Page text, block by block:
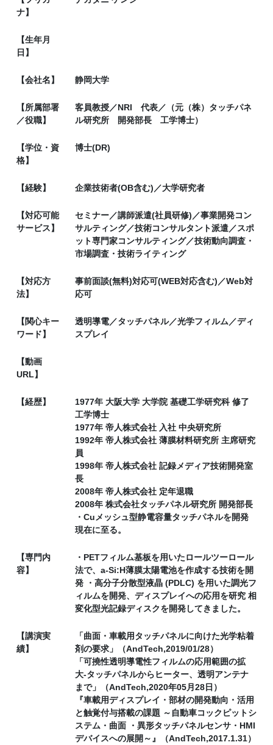
ナ】
【生年月
日】
【会社名】 静岡大学
【所属部署
／役職】
客員教授／NRI 代表／（元（株）タッチパネ
ル研究所 開発部長 工学博士）
【学位・資
格】
博士(DR)
【経験】 企業技術者(OB含む)／大学研究者
【対応可能
サービス】
セミナー／講師派遣(社員研修)／事業開発コン
サルティング／技術コンサルタント派遣／スポ
ット専門家コンサルティング／技術動向調査・
市場調査・技術ライティング
【対応方
法】
事前面談(無料)対応可(WEB対応含む)／Web対
応可
【関心キー
ワード】
透明導電／タッチパネル／光学フィルム／ディ
スプレイ
【動画
URL】
【経歴】
1977年 大阪大学 大学院 基礎工学研究科 修了
工学博士
1977年 帝人株式会社 入社 中央研究所
1992年 帝人株式会社 薄膜材料研究所 主席研究
員
1998年 帝人株式会社 記録メディア技術開発室
長
2008年 帝人株式会社 定年退職
2008年 株式会社タッチパネル研究所 開発部長
・Cuメッシュ型静電容量タッチパネルを開発
現在に至る。
【専門内
容】
・PETフィルム基板を用いたロールツーロール
法で、a-Si:H薄膜太陽電池を作成する技術を開
発 ・高分子分散型液晶 (PDLC) を用いた調光フ
ィルムを開発、ディスプレイへの応用を研究 相
変化型光記録ディスクを開発してきました。
【講演実
績】
「曲面・車載用タッチパネルに向けた光学粘着
剤の要求」（AndTech,2019/01/28）
「可撓性透明導電性フィルムの応用範囲の拡
大-タッチパネルからヒーター、透明アンテナ
まで」（AndTech,2020年05月28日）
『車載用ディスプレイ・部材の開発動向・活用
と触覚付与搭載の課題 ～自動車コックピットシ
ステム・曲面 ・異形タッチパネルセンサ・HMI
デバイスへの展開～』（AndTech,2017.1.31）